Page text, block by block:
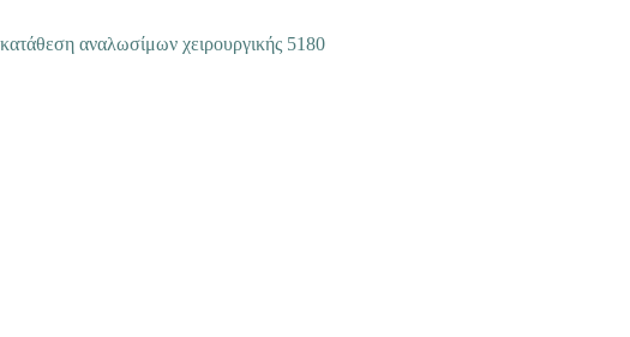
κατάθεση αναλωσίμων χειρουργικής 5180